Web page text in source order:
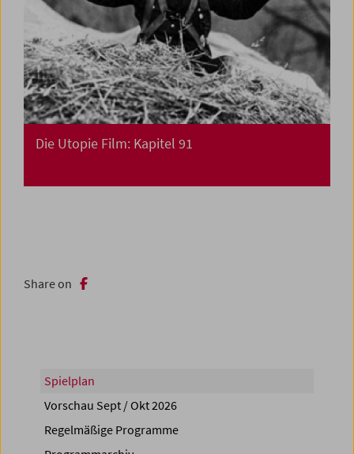
Die Utopie Film: Kapitel 91
Share on
Spielplan
Vorschau Sept / Okt 2026
Regelmäßige Programme